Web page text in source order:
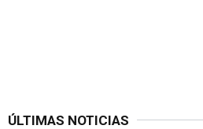
ÚLTIMAS NOTICIAS